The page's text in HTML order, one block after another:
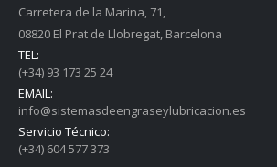
Carretera de la Marina, 71,
08820 El Prat de Llobregat, Barcelona
TEL:
(+34) 93 173 25 24
EMAIL:
info@sistemasdeengraseylubricacion.es
Servicio Técnico:
(+34) 604 577 373